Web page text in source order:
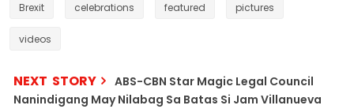
Brexit celebrations featured pictures
videos
NEXT STORY
ABS-CBN Star Magic Legal Council
Nanindigang May Nilabag Sa Batas Si Jam Villanueva